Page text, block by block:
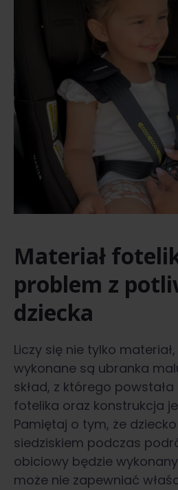
Materiał
problem z
dziecka
Liczy się nie tylko
wykonane są ubranka
skład, z którego
fotelika oraz konstrukcja
Pamiętaj o tym, że
siedziskiem podczas
obiciowy będzie
może nie zapewniać